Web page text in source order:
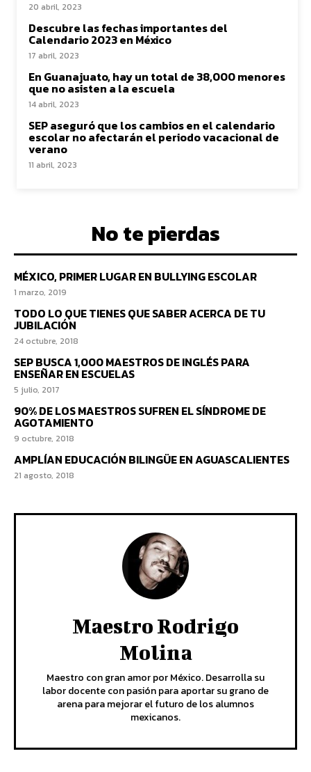
20 abril, 2023
Descubre las fechas importantes del
Calendario 2023 en México
17 abril, 2023
En Guanajuato, hay un total de 38,000 menores
que no asisten a la escuela
14 abril, 2023
SEP aseguró que los cambios en el calendario
escolar no afectarán el periodo vacacional de
verano
11 abril, 2023
No te pierdas
MÉXICO, PRIMER LUGAR EN BULLYING ESCOLAR
1 marzo, 2019
TODO LO QUE TIENES QUE SABER ACERCA DE TU
JUBILACIÓN
24 octubre, 2018
SEP BUSCA 1,000 MAESTROS DE INGLÉS PARA
ENSEÑAR EN ESCUELAS
5 julio, 2017
90% DE LOS MAESTROS SUFREN EL SÍNDROME DE
AGOTAMIENTO
9 octubre, 2018
AMPLÍAN EDUCACIÓN BILINGÜE EN AGUASCALIENTES
21 agosto, 2018
Maestro Rodrigo
Molina
Maestro con gran amor por México. Desarrolla su
labor docente con pasión para aportar su grano de
arena para mejorar el futuro de los alumnos
mexicanos.